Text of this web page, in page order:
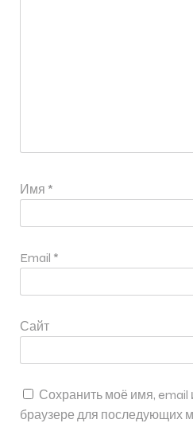
Имя *
Email *
Сайт
Сохранить моё имя, email
браузере для последующих